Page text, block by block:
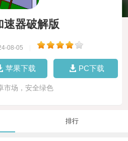
速器破解版
08-05
苹果下载 PC下载
市场，安全绿色
排行